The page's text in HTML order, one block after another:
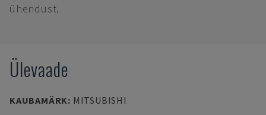
ühendust.
Ülevaade
KAUBAMÄRK: MITSUBISHI